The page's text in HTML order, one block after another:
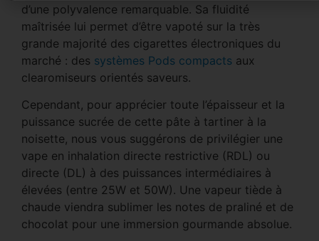
d’une polyvalence remarquable. Sa fluidité
maîtrisée lui permet d’être vapoté sur la très
grande majorité des cigarettes électroniques du
marché : des systèmes Pods compacts aux
clearomiseurs orientés saveurs.
Cependant, pour apprécier toute l’épaisseur et la
puissance sucrée de cette pâte à tartiner à la
noisette, nous vous suggérons de privilégier une
vape en inhalation directe restrictive (RDL) ou
directe (DL) à des puissances intermédiaires à
élevées (entre 25W et 50W). Une vapeur tiède à
chaude viendra sublimer les notes de praliné et de
chocolat pour une immersion gourmande absolue.